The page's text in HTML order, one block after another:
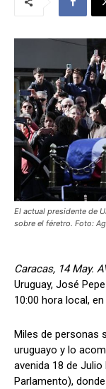
El actual presidente de
sobre el féretro. Foto:
Caracas, 14 May.
Uruguay, José
10:00 hora local,
Miles de personas
uruguayo y lo
avenida 18 de
Parlamento),